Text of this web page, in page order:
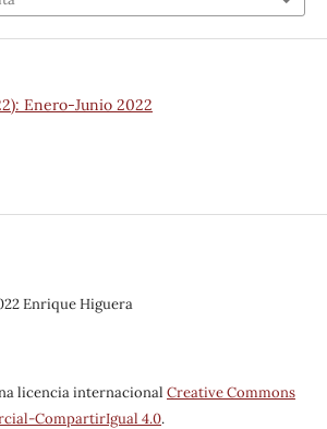
Enero-Junio 2022
Enrique Higuera
licencia internacional Creative Commons
CompartirIgual 4.0.